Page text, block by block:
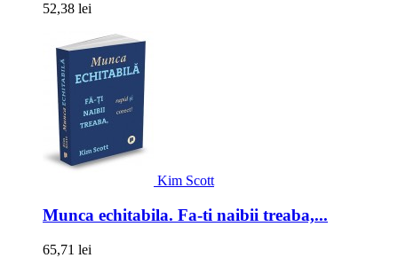
52,38 lei
Kim Scott
Munca echitabila. Fa-ti naibii treaba,...
65,71 lei